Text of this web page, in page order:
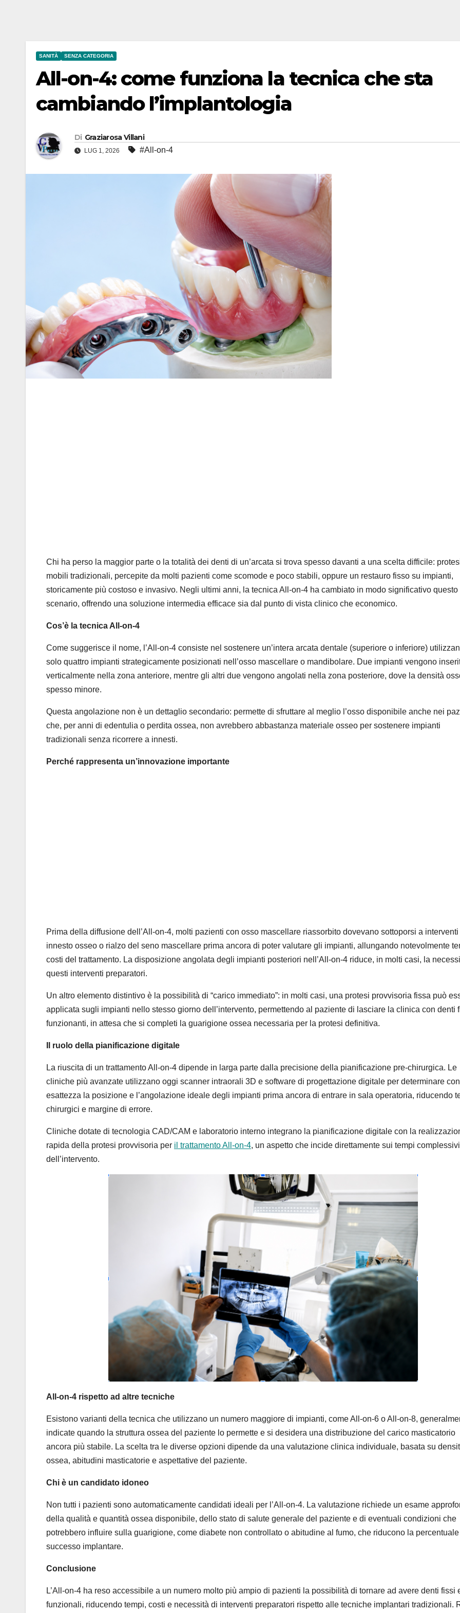
SANITÀ SENZA CATEGORIA
All-on-4: come funziona la tecnica che sta
cambiando l’implantologia
Di Graziarosa Villani
LUG 1, 2026 #All-on-4
Chi ha perso la maggior parte o la totalità dei denti di un’arcata si trova spesso davanti a una scelta difficile:
mobili tradizionali, percepite da molti pazienti come scomode e poco stabili, oppure un restauro fisso su impianti,
storicamente più costoso e invasivo. Negli ultimi anni, la tecnica All-on-4 ha cambiato in modo significativo questo
scenario, offrendo una soluzione intermedia efficace sia dal punto di vista clinico che economico.
Cos’è la tecnica All-on-4
Come suggerisce il nome, l’All-on-4 consiste nel sostenere un’intera arcata dentale (superiore o inferiore)
solo quattro impianti strategicamente posizionati nell’osso mascellare o mandibolare. Due impianti vengono
verticalmente nella zona anteriore, mentre gli altri due vengono angolati nella zona posteriore, dove la densità
spesso minore.
Questa angolazione non è un dettaglio secondario: permette di sfruttare al meglio l’osso disponibile anche nei
che, per anni di edentulia o perdita ossea, non avrebbero abbastanza materiale osseo per sostenere impianti
tradizionali senza ricorrere a innesti.
Perché rappresenta un’innovazione importante
Prima della diffusione dell’All-on-4, molti pazienti con osso mascellare riassorbito dovevano sottoporsi a interventi
innesto osseo o rialzo del seno mascellare prima ancora di poter valutare gli impianti, allungando notevolmente
costi del trattamento. La disposizione angolata degli impianti posteriori nell’All-on-4 riduce, in molti casi, la
questi interventi preparatori.
Un altro elemento distintivo è la possibilità di “carico immediato”: in molti casi, una protesi provvisoria fissa può
applicata sugli impianti nello stesso giorno dell’intervento, permettendo al paziente di lasciare la clinica con denti
funzionanti, in attesa che si completi la guarigione ossea necessaria per la protesi definitiva.
Il ruolo della pianificazione digitale
La riuscita di un trattamento All-on-4 dipende in larga parte dalla precisione della pianificazione pre-chirurgica. Le
cliniche più avanzate utilizzano oggi scanner intraorali 3D e software di progettazione digitale per determinare con
esattezza la posizione e l’angolazione ideale degli impianti prima ancora di entrare in sala operatoria, riducendo
chirurgici e margine di errore.
Cliniche dotate di tecnologia CAD/CAM e laboratorio interno integrano la pianificazione digitale con la
rapida della protesi provvisoria per il trattamento All-on-4, un aspetto che incide direttamente sui tempi complessivi
dell’intervento.
All-on-4 rispetto ad altre tecniche
Esistono varianti della tecnica che utilizzano un numero maggiore di impianti, come All-on-6 o All-on-8,
indicate quando la struttura ossea del paziente lo permette e si desidera una distribuzione del carico masticatorio
ancora più stabile. La scelta tra le diverse opzioni dipende da una valutazione clinica individuale, basata su
ossea, abitudini masticatorie e aspettative del paziente.
Chi è un candidato idoneo
Non tutti i pazienti sono automaticamente candidati ideali per l’All-on-4. La valutazione richiede un esame
della qualità e quantità ossea disponibile, dello stato di salute generale del paziente e di eventuali condizioni che
potrebbero influire sulla guarigione, come diabete non controllato o abitudine al fumo, che riducono la percentuale
successo implantare.
Conclusione
L’All-on-4 ha reso accessibile a un numero molto più ampio di pazienti la possibilità di tornare ad avere denti fissi
funzionali, riducendo tempi, costi e necessità di interventi preparatori rispetto alle tecniche implantari tradizionali.